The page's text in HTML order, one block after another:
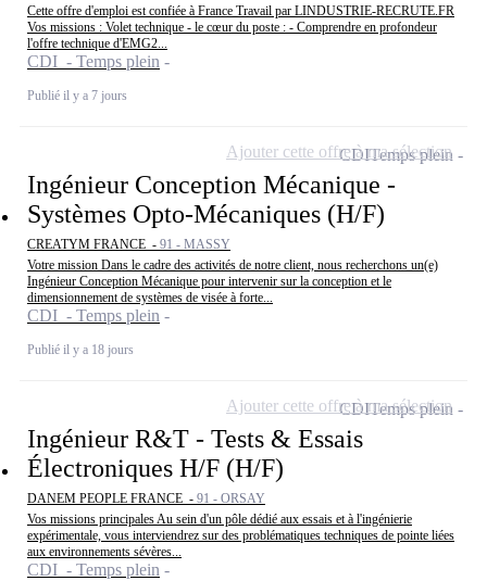
Cette offre d'emploi est confiée à France Travail par LINDUSTRIE-RECRUTE.FR
Vos missions : Volet technique - le cœur du poste : - Comprendre en profondeur
l'offre technique d'EMG2...
CDI - Temps plein
Publié il y a 7 jours
Ingénieur Conception Mécanique -
Systèmes Opto-Mécaniques (H/F)
CREATYM FRANCE - 91 - MASSY
Votre mission Dans le cadre des activités de notre client, nous recherchons un(e)
Ingénieur Conception Mécanique pour intervenir sur la conception et le
dimensionnement de systèmes de visée à forte...
CDI - Temps plein
Publié il y a 18 jours
CDITemps plein
Ajouter cette offre à ma sélection
Ingénieur R&T - Tests & Essais
Électroniques H/F (H/F)
DANEM PEOPLE FRANCE - 91 - ORSAY
Vos missions principales Au sein d'un pôle dédié aux essais et à l'ingénierie
expérimentale, vous interviendrez sur des problématiques techniques de pointe liées
aux environnements sévères...
CDI - Temps plein
CDITemps plein
Ajouter cette offre à ma sélection